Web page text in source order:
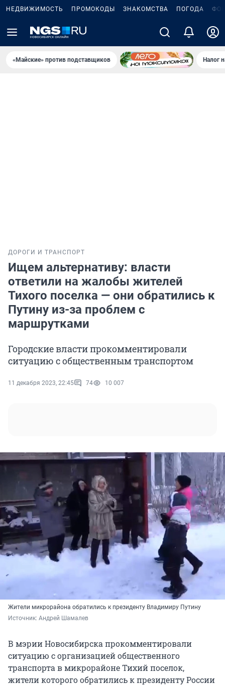
НЕДВИЖИМОСТЬ ПРОМОКОДЫ ЗНАКОМСТВА ПОГОДА
«Майские» против подставщиков Налог
ДОРОГИ И ТРАНСПОРТ
Ищем альтернативу: власти
ответили на жалобы жителей
Тихого поселка — они обратились к
Путину из-за проблем с
маршрутками
Городские власти прокомментировали
ситуацию с общественным транспортом
11 декабря 2023, 22:45 74 10 007
Жители микрорайона обратились к президенту Владимиру Путину
Источник: Андрей Шамалев
В мэрии Новосибирска прокомментировали
ситуацию с организацией общественного
транспорта в микрорайоне Тихий поселок,
жители которого обратились к президенту России